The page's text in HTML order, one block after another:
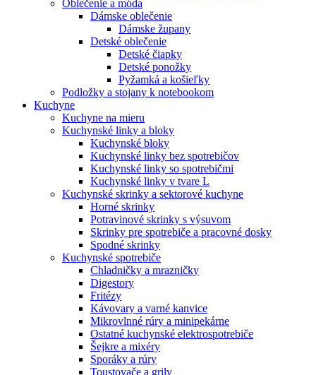
Oblečenie a móda
Dámske oblečenie
Dámske župany
Detské oblečenie
Detské čiapky
Detské ponožky
Pyžamká a košieľky
Podložky a stojany k notebookom
Kuchyne
Kuchyne na mieru
Kuchynské linky a bloky
Kuchynské bloky
Kuchynské linky bez spotrebičov
Kuchynské linky so spotrebičmi
Kuchynské linky v tvare L
Kuchynské skrinky a sektorové kuchyne
Horné skrinky
Potravinové skrinky s výsuvom
Skrinky pre spotrebiče a pracovné dosky
Spodné skrinky
Kuchynské spotrebiče
Chladničky a mrazničky
Digestory
Fritézy
Kávovary a varné kanvice
Mikrovlnné rúry a minipekárne
Ostatné kuchynské elektrospotrebiče
Šejkre a mixéry
Sporáky a rúry
Toustovače a grily